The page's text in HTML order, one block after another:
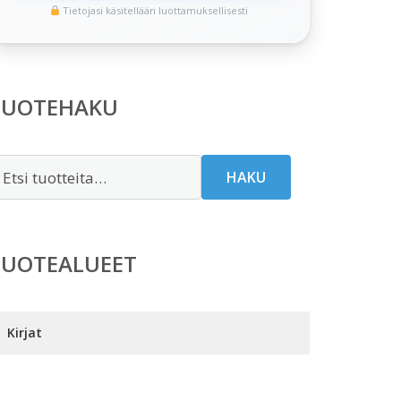
Tietojasi käsitellään luottamuksellisesti
HAKU
Kirjat